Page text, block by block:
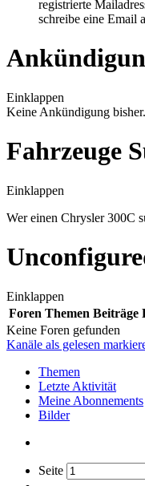
registrierte
schreibe eine Email
Einklappen
Keine Ankündigung bisher.
Fahrzeuge
Einklappen
Wer einen Chrysler 300C
Einklappen
Foren Themen Beiträge
Keine Foren gefunden
Kanäle als gelesen
Themen
Letzte Aktivität
Meine Abonnements
Bilder
Seite